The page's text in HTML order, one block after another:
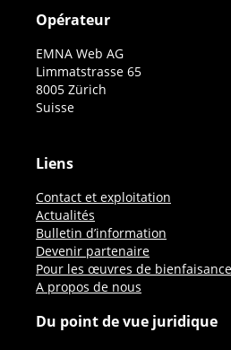
Opérateur
EMNA Web AG
Limmatstrasse 65
8005 Zürich
Suisse
Liens
Contact et exploitation
Actualités
Bulletin d’information
Devenir partenaire
Pour les œuvres de bienfaisance
A propos de nous
Du point de vue juridique